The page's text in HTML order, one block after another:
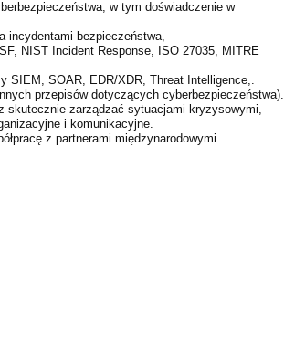
w tym doświadczenie w
incydentami bezpieczeństwa,
NIST Incident Response, ISO 27035, MITRE
SIEM, SOAR, EDR/XDR, Threat Intelligence,.
przepisów dotyczących cyberbezpieczeństwa).
skutecznie zarządzać sytuacjami kryzysowymi,
i komunikacyjne.
z partnerami międzynarodowymi.